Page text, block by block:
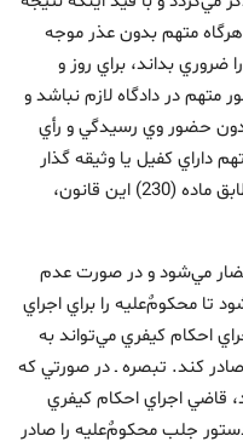
متهم بدون عذر موجه
بداند، براي روز و
در دادگاه لازم نباشد و
حضور وي رسيدگي و رأي
داراي كفيل يا وثيقه‏ گذار
بوده و يا خود متهم وثيقه ‏گذار باشد، مطابق ماده (230) اين قانون،
احضار مي‌شود و در صورت عدم
تا محكومٌ‌‏عليه را براي اجراي
احكام كيفري مي‌تواند به
كند. تبصره ـ در صورتي كه
قاضي اجراي احكام كيفري
دستور جلب محكومٌ‌عليه را صادر